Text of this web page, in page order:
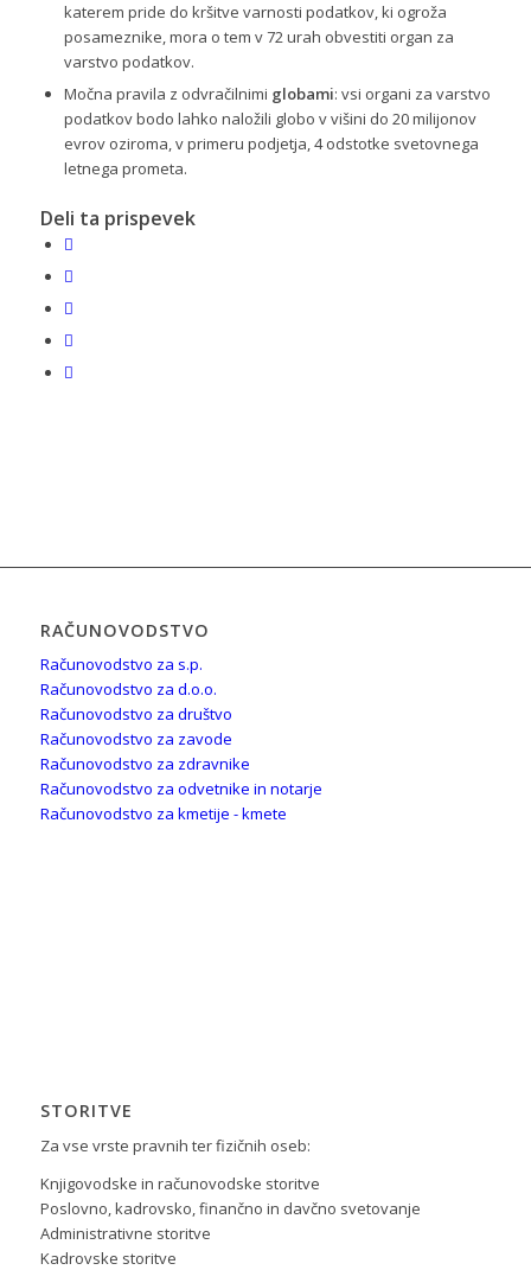
katerem pride do kršitve varnosti podatkov, ki ogroža
posameznike, mora o tem v 72 urah obvestiti organ za
varstvo podatkov.
Močna pravila z odvračilnimi globami: vsi organi za varstvo
podatkov bodo lahko naložili globo v višini do 20 milijonov
evrov oziroma, v primeru podjetja, 4 odstotke svetovnega
letnega prometa.
Deli ta prispevek
RAČUNOVODSTVO
Računovodstvo za s.p.
Računovodstvo za d.o.o.
Računovodstvo za društvo
Računovodstvo za zavode
Računovodstvo za zdravnike
Računovodstvo za odvetnike in notarje
Računovodstvo za kmetije - kmete
STORITVE
Za vse vrste pravnih ter fizičnih oseb:
Knjigovodske in računovodske storitve
Poslovno, kadrovsko, finančno in davčno svetovanje
Administrativne storitve
Kadrovske storitve